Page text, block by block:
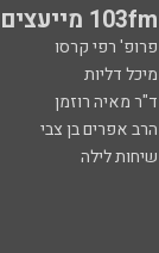
103fm מייעצים
פרופ' רפי קרסו
מיכל דליות
ד"ר מאיה רוזמן
הרב אפרים בן צבי
שיחות לילה